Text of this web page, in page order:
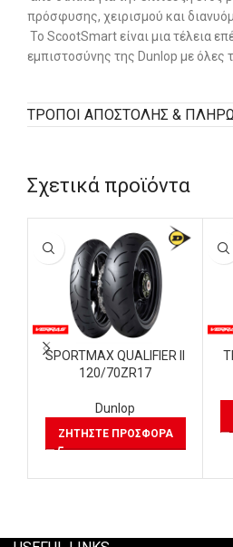
πρόσφυσης, χειρισμού και
Το ScootSmart είναι μια τέλεια
εμπιστοσύνης της Dunlop με όλες
ΤΡΟΠΟΙ ΑΠΟΣΤΟΛΗΣ &
Σχετικά προϊόντα
SPORTMAX QUALIFIER II
120/70ZR17
Dunlop
ΖΗΤΉΣΤΕ ΠΡΟΣΦΟΡΆ